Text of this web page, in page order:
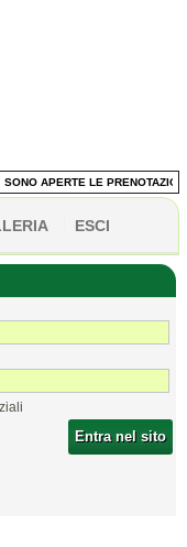
APERTE LE PRENOTAZIONI
ESCI
Entra nel sito